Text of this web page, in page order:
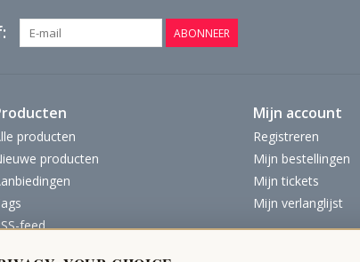
ABONNEER
producten
producten
feed
Mijn account
Registreren
Mijn bestellingen
Mijn tickets
Mijn verlanglijst